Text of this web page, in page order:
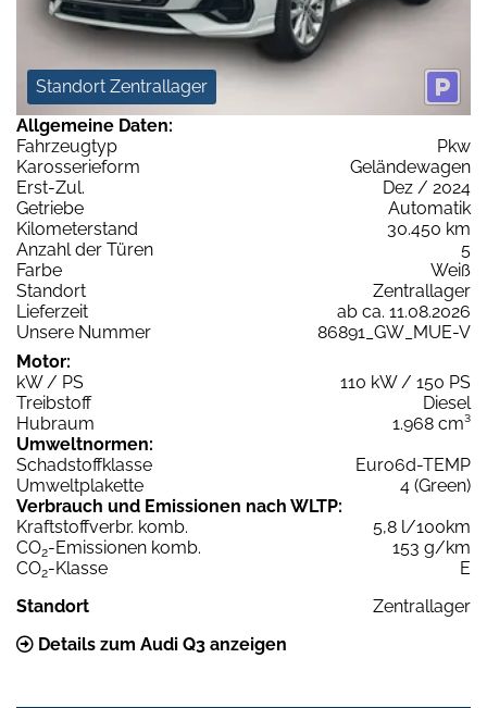
Standort Zentrallager
Allgemeine Daten:
Fahrzeugtyp
Pkw
Karosserieform
Geländewagen
Erst-Zul.
Dez / 2024
Getriebe
Automatik
Kilometerstand
30.450 km
Anzahl der Türen
5
Farbe
Weiß
Standort
Zentrallager
Lieferzeit
ab ca. 11.08.2026
Unsere Nummer
86891_GW_MUE-V
Motor:
kW / PS
110 kW / 150 PS
Treibstoff
Diesel
Hubraum
1.968 cm³
Umweltnormen:
Schadstoffklasse
Euro6d-TEMP
Umweltplakette
4 (Green)
Verbrauch und Emissionen nach WLTP:
Kraftstoffverbr. komb.
5,8 l/100km
CO2-Emissionen komb.
153 g/km
CO2-Klasse
E
Standort
Zentrallager
Details zum Audi Q3 anzeigen